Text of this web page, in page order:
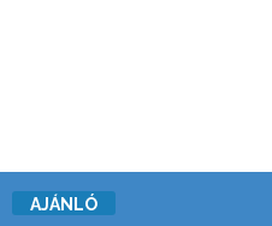
AJÁNLÓ